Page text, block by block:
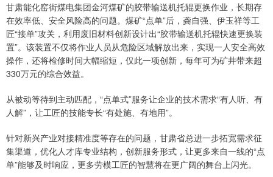
甘肃能化窑街煤电集团金河煤矿的胶带输送机托辊更换作业，长期存
在效率低、安全风险高的问题。煤矿“点单”后，龚自强、伊玉祥等工
匠“接单”攻关，利用废旧材料创新设计出“胶带输送机托辊快速更换装
置”。该装置不仅将作业人员从危险区域解放出来，实现一人安全高效
操作，还将检修时间大幅缩短，仅此一项创新，每年可为矿井带来超
330万元的综合效益。
从被动等待到主动匹配，“点单式”服务让企业的技术需求“有人听、有
人解”，让工匠的技能专长“有处施、有地用”。
针对新兴产业对接精准度等存在的问题，甘肃省总进一步拓宽需求征
集渠道，优化人才库专业结构，创新服务形式，让更多来自一线的“点
单”能够及时响应，更多劳模工匠的智慧将在更广阔的舞台上闪光。